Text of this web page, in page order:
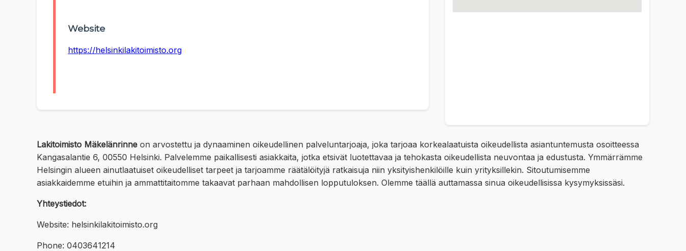
Website
https://helsinkilakitoimisto.org
Lakitoimisto Mäkelänrinne on arvostettu ja dynaaminen oikeudellinen palveluntarjoaja, joka tarjoaa korkealaatuista oikeudellista asiantuntemusta osoitteessa
Kangasalantie 6, 00550 Helsinki. Palvelemme paikallisesti asiakkaita, jotka etsivät luotettavaa ja tehokasta oikeudellista neuvontaa ja edustusta. Ymmärrämme
Helsingin alueen ainutlaatuiset oikeudelliset tarpeet ja tarjoamme räätälöityjä ratkaisuja niin yksityishenkilöille kuin yrityksillekin. Sitoutumisemme
asiakkaidemme etuihin ja ammattitaitomme takaavat parhaan mahdollisen lopputuloksen. Olemme täällä auttamassa sinua oikeudellisissa kysymyksissäsi.
Yhteystiedot:
Website: helsinkilakitoimisto.org
Phone: 0403641214